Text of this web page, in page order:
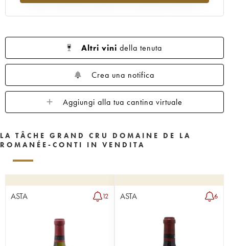
1957
1956 1955 1953
1952
1951
1950 1949 1948
1947
1945 1943 1942
1937
Altri vini della tenuta
Crea una notifica
Aggiungi alla tua cantina virtuale
LA TÂCHE GRAND CRU DOMAINE DE LA
ROMANÉE-CONTI IN VENDITA
ASTA 12 ASTA 6